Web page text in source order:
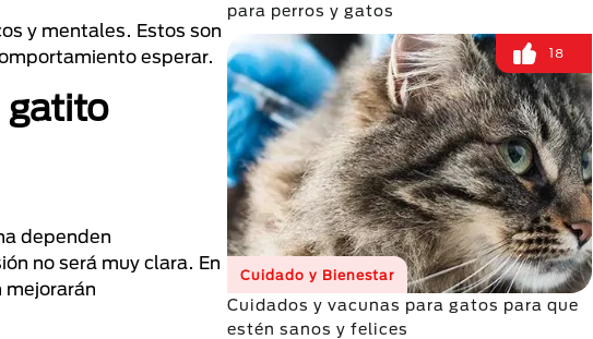
y mentales. Estos son
esperar.
gatito
dependen
no será muy clara. En
mejorarán
para perros y gatos
18
Cuidado y Bienestar
Cuidados y vacunas para gatos para que
estén sanos y felices